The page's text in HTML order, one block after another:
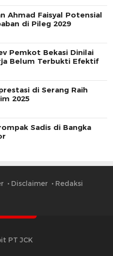
Ahmad Faisyal Potensial
di Pileg 2029
Pemkot Bekasi Dinilai
Belum Terbukti Efektif
di Serang Raih
2025
Sadis di Bangka
Disclaimer Redaksi
PT JCK